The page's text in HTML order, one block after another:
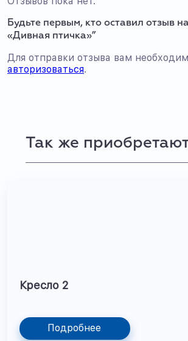
Будьте первым, кто оставил отзыв
«Дивная птичка»”
Для отправки отзыва вам
авторизоваться.
Так же
Кресло 2
Подробнее